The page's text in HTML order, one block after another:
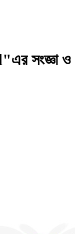
সংজ্ঞা ও